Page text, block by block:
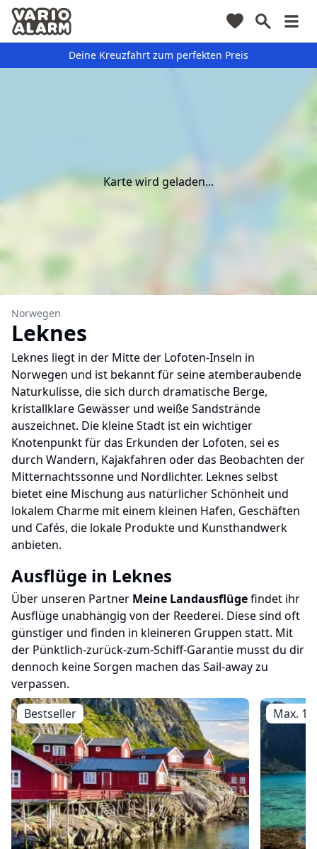
Deine Kreuzfahrt zum perfekten Preis
Karte wird geladen...
Norwegen
Leknes
Leknes liegt in der Mitte der Lofoten-Inseln in
Norwegen und ist bekannt für seine atemberaubende
Naturkulisse, die sich durch dramatische Berge,
kristallklare Gewässer und weiße Sandstrände
auszeichnet. Die kleine Stadt ist ein wichtiger
Knotenpunkt für das Erkunden der Lofoten, sei es
durch Wandern, Kajakfahren oder das Beobachten der
Mitternachtssonne und Nordlichter. Leknes selbst
bietet eine Mischung aus natürlicher Schönheit und
lokalem Charme mit einem kleinen Hafen, Geschäften
und Cafés, die lokale Produkte und Kunsthandwerk
anbieten.
Ausflüge in Leknes
Über unseren Partner Meine Landausflügefindet ihr
Ausflüge unabhängig von der Reederei. Diese sind oft
günstiger und finden in kleineren Gruppen statt. Mit
der Pünktlich-zurück-zum-Schiff-Garantie musst du dir
dennoch keine Sorgen machen das Sail-away zu
verpassen.
Bestseller Max.